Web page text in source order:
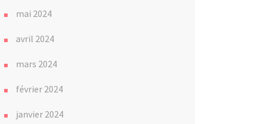
mai 2024
avril 2024
mars 2024
février 2024
janvier 2024